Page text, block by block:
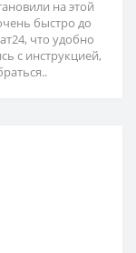
на этой
быстро до
что удобно
с инструкцией,